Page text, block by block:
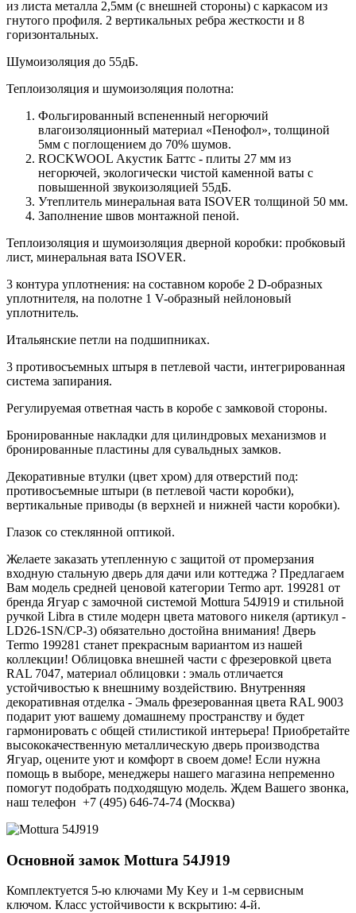
из листа металла 2,5мм (с внешней стороны) c каркасом из
гнутого профиля. 2 вертикальных ребра жесткости и 8
горизонтальных.
Шумоизоляция до 55дБ.
Теплоизоляция и шумоизоляция полотна:
Фольгированный вспененный негорючий
влагоизоляционный материал «Пенофол», толщиной
5мм с поглощением до 70% шумов.
ROCKWOOL Акустик Баттс - плиты 27 мм из
негорючей, экологически чистой каменной ваты с
повышенной звукоизоляцией 55дБ.
Утеплитель минеральная вата ISOVER толщиной 50 мм.
Заполнение швов монтажной пеной.
Теплоизоляция и шумоизоляция дверной коробки: пробковый
лист, минеральная вата ISOVER.
3 контура уплотнения: на составном коробе 2 D-образных
уплотнителя, на полотне 1 V-образный нейлоновый
уплотнитель.
Итальянские петли на подшипниках.
3 противосъемных штыря в петлевой части, интегрированная
система запирания.
Регулируемая ответная часть в коробе с замковой стороны.
Бронированные накладки для цилиндровых механизмов и
бронированные пластины для сувальдных замков.
Декоративные втулки (цвет хром) для отверстий под:
противосъемные штыри (в петлевой части коробки),
вертикальные приводы (в верхней и нижней части коробки).
Глазок со стеклянной оптикой.
Желаете заказать утепленную с защитой от промерзания
входную стальную дверь для дачи или коттеджа ? Предлагаем
Вам модель средней ценовой категории Termo арт. 199281 от
бренда Ягуар с замочной системой Mottura 54J919 и стильной
ручкой Libra в стиле модерн цвета матового никеля (артикул -
LD26-1SN/CP-3) обязательно достойна внимания! Дверь
Termo 199281 станет прекрасным вариантом из нашей
коллекции! Облицовка внешней части с фрезеровкой цвета
RAL 7047, материал облицовки : эмаль отличается
устойчивостью к внешниму воздействию. Внутренняя
декоративная отделка - Эмаль фрезерованная цвета RAL 9003
подарит уют вашему домашнему пространству и будет
гармонировать с общей стилистикой интерьера! Приобретайте
высококачественную металлическую дверь производства
Ягуар, оцените уют и комфорт в своем доме! Если нужна
помощь в выборе, менеджеры нашего магазина непременно
помогут подобрать подходящую модель. Ждем Вашего звонка,
наш телефон +7 (495) 646-74-74 (Москва)
Основной замок Mottura 54J919
Комплектуется 5-ю ключами My Key и 1-м сервисным
ключом. Класс устойчивости к вскрытию: 4-й.